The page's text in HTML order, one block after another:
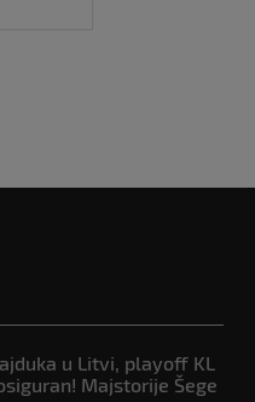
u Litvi, playoff KL
Majstorije Šege